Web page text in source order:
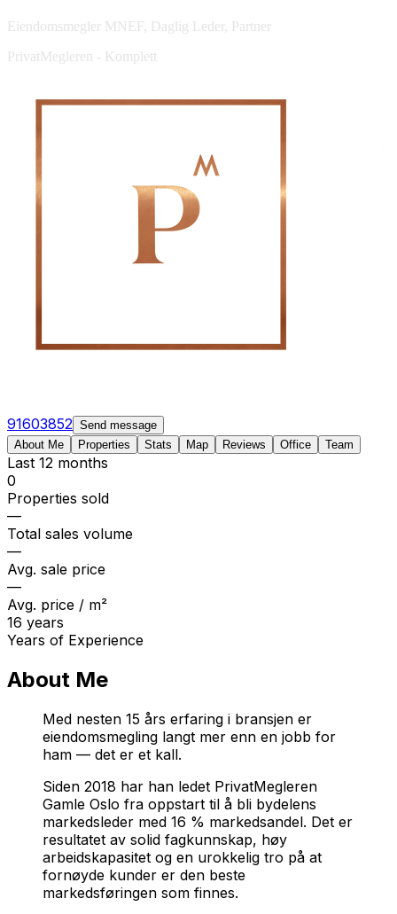
Eiendomsmegler MNEF, Daglig Leder, Partner
PrivatMegleren - Komplett
91603852 Send message
About Me
Properties Stats Map Reviews Office Team
Last 12 months
0
Properties sold
—
Total sales volume
—
Avg. sale price
—
Avg. price / m²
16 years
Years of Experience
About Me
Med nesten 15 års erfaring i bransjen er
eiendomsmegling langt mer enn en jobb for
ham — det er et kall.
Siden 2018 har han ledet PrivatMegleren
Gamle Oslo fra oppstart til å bli bydelens
markedsleder med 16 % markedsandel. Det er
resultatet av solid fagkunnskap, høy
arbeidskapasitet og en urokkelig tro på at
fornøyde kunder er den beste
markedsføringen som finnes.